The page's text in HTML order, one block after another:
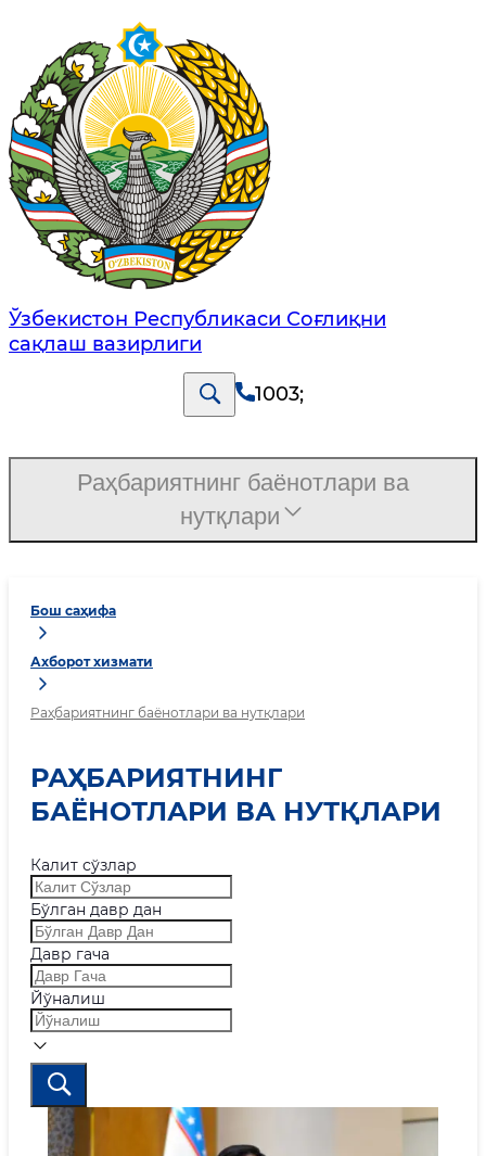
Ўзбекистон Республикаси Соғлиқни
сақлаш вазирлиги
1003;
Бош саҳифа
Ахборот хизмати
Раҳбариятнинг баёнотлари ва нутқлари
РАҲБАРИЯТНИНГ
БАЁНОТЛАРИ ВА НУТҚЛАРИ
Калит сўзлар
Бўлган давр дан
Давр гача
Йўналиш
Раҳбариятнинг баёнотлари ва
нутқлари